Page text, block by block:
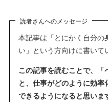
読者さんへのメッセージ
本記事は「とにかく自分の
い」という方向けに書いて
この記事を読むことで、「
と、仕事がどのように効
できるようになると思いま